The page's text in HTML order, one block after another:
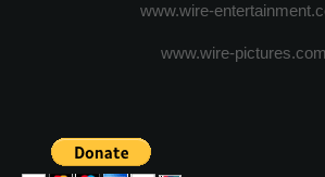
www.wire-
www.wire-pictures.com